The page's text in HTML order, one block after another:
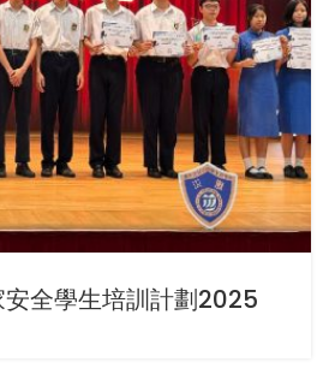
全學生培訓計劃2025